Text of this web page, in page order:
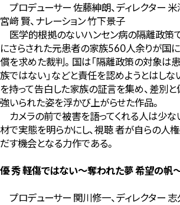
プロデューサー 佐藤紳朗、ディレクター 米
宮﨑 賢、ナレーション 竹下景子
医学的根拠のないハンセン病の隔離政策
にさらされた元患者の家族560人余りが国
償を求めた裁判。国は「隔離政策の対象は
族ではない」などと責任を認めようとはしな
を持って告白した家族の証言を集め、差別
強いられた姿を浮かび上がらせた作品。
カメラの前で被害を語ってくれる人は少な
材で実態を明らかにし、視聴 者が自らの人
だす機会となる力作である。
優 秀 軽傷ではない～奪われた夢 希望の帆
プロデューサー 関川修一、ディレクター 志